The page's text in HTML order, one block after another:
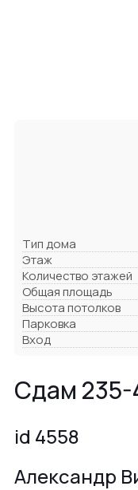
Тип дома
Этаж
Количество этажей
Общая площадь
Высота потолков
Парковка
Вход
Сдам 235-
id 4558
Александр